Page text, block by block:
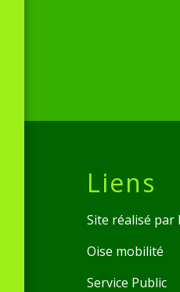
Liens
Site réalisé par
Oise mobilité
Service Public